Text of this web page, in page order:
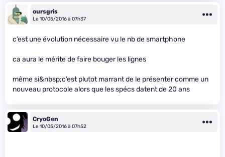
oursgris
Le 10/05/2016 à 07h37
c’est une évolution nécessaire vu le nb de smartphone
ca aura le mérite de faire bouger les lignes
même si&nbsp;c’est plutot marrant de le présenter comme un
nouveau protocole alors que les spécs datent de 20 ans
CryoGen
Le 10/05/2016 à 07h52